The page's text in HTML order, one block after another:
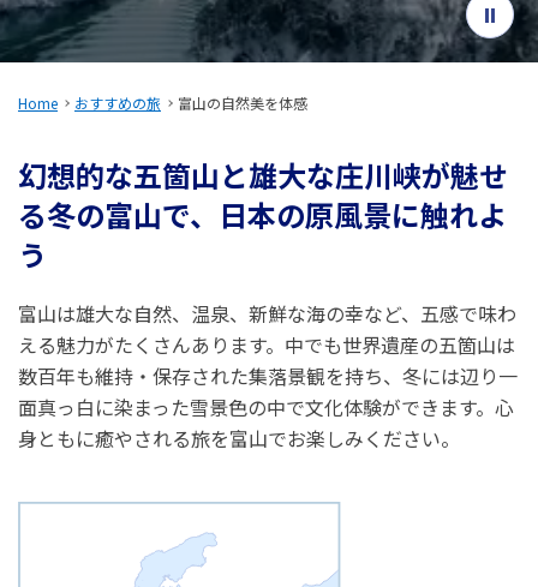
閉じる
Home おすすめの旅 富山の自然美を体感
幻想的な五箇山と雄大な庄川峡が魅せ
る冬の富山で、日本の原風景に触れよ
う
富山は雄大な自然、温泉、新鮮な海の幸など、五感で味わ
える魅力がたくさんあります。中でも世界遺産の五箇山は
数百年も維持・保存された集落景観を持ち、冬には辺り一
面真っ白に染まった雪景色の中で文化体験ができます。心
身ともに癒やされる旅を富山でお楽しみください。